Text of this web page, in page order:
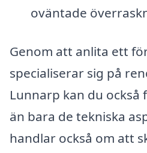
oväntade
Genom att anlita ett
specialiserar sig på
Lunnarp kan du också
än bara de tekniska
handlar också om att